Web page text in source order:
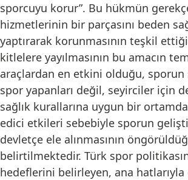
sporcuyu korur”. Bu hükmün
hizmetlerinin bir parçasını beden
yaptırarak korunmasının teşkil
kitlelere yayılmasının bu amacın
araçlardan en etkini olduğu, sporun
spor yapanları değil, seyirciler için
sağlık kurallarına uygun bir
edici etkileri sebebiyle sporun
devletçe ele alınmasının
belirtilmektedir. Türk spor
hedeflerini belirleyen, ana